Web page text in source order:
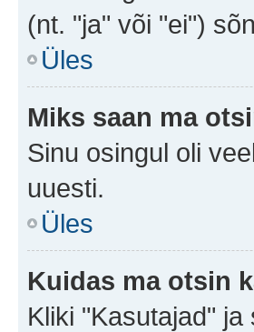
(nt. "ja" või "ei")
Üles
Miks saan ma
Sinu osingul oli
uuesti.
Üles
Kuidas ma otsin
Kliki "Kasutajad"